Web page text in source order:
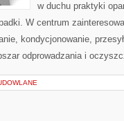
w duchu praktyki
W centrum
kondycjonowanie,
odprowadzania i